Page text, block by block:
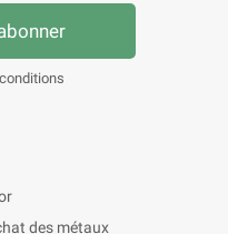
des métaux